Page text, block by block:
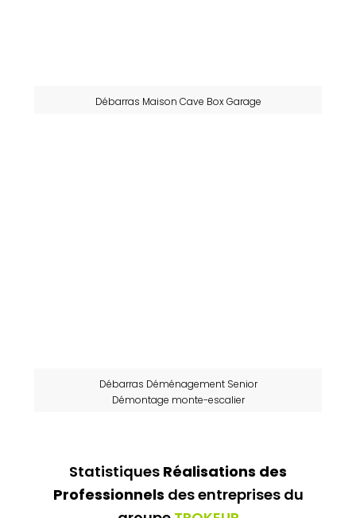
Débarras Maison Cave Box Garage
Débarras Déménagement Senior
Démontage monte-escalier
Statistiques Réalisations des
Professionnels des entreprises du